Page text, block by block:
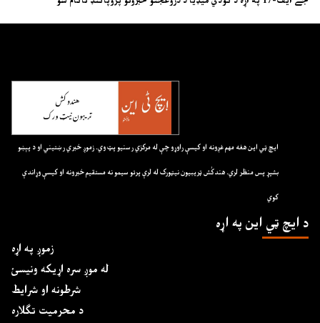
ايچ ټي اين هغه مهم غږونه او کيسې راوړو چې له مرکزي رسنيو پټ وي. زموږ خبري رښتيني او د پېښو
بشپړ پس منظر لري. هندکُش ټريبيون نيټورک له لرې پرتو سيمو نه مستقيم خبرونه او کيسې وړاندې
کوي
د ايچ ټي اين په اړه
زموږ په اړه
له موږ سره اړیکه ونیسئ
شرطونه او شرایط
د محرمیت تګلاره